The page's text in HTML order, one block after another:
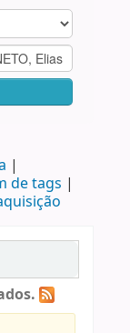
de tags